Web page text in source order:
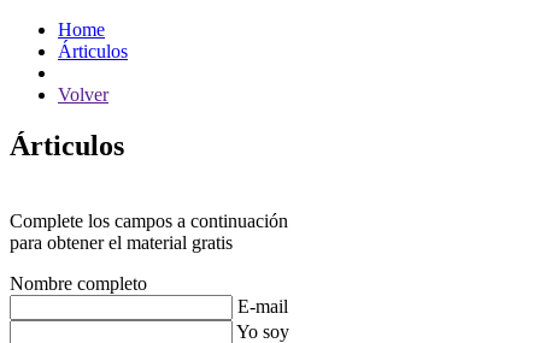
Home
Árticulos
Volver
Árticulos
Complete los campos a continuación
para obtener el material gratis
Nombre completo
E-mail
Yo soy